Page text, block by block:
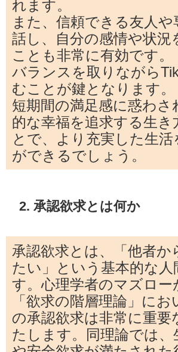
れます。
また、信頼できる友人や
話し、自分の感情や状況
ことも非常に有効です。
バランスを取りながら
むことが鍵となります。
短期間の満足感に惑わさ
的な幸福を追求する生き
とで、より充実した生活
ができるでしょう。
2. 承認欲求とは何か
承認欲求とは、「他者か
たい」という基本的な人
す。心理学者のマズロー
「欲求の階層理論」にお
の承認欲求は非常に重要
たします。同理論では、